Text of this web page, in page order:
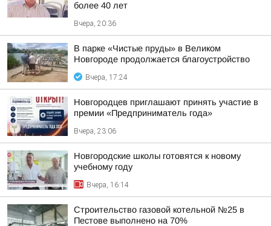
более 40 лет
Вчера, 20:36
В парке «Чистые пруды» в Великом
Новгороде продолжается благоустройство
Вчера, 17:24
Новгородцев приглашают принять участие в
премии «Предприниматель года»
Вчера, 23:06
Новгородские школы готовятся к новому
учебному году
Вчера, 16:14
Строительство газовой котельной №25 в
Пестове выполнено на 70%